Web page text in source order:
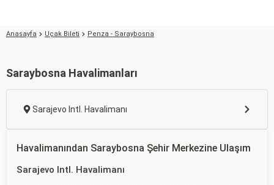
Anasayfa Uçak Bileti Penza - Saraybosna
Saraybosna Havalimanları
Sarajevo Intl. Havalimanı
Havalimanından Saraybosna Şehir Merkezine Ulaşım
Sarajevo Intl. Havalimanı